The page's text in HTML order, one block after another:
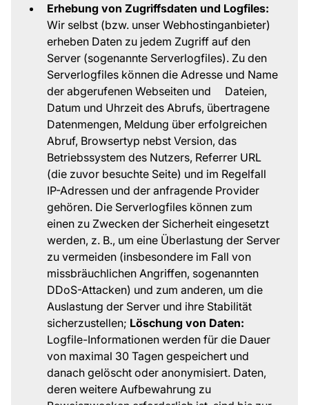
Erhebung von Zugriffsdaten und Logfiles:
Wir selbst (bzw. unser Webhostinganbieter)
erheben Daten zu jedem Zugriff auf den
Server (sogenannte Serverlogfiles). Zu den
Serverlogfiles können die Adresse und Name
der abgerufenen Webseiten und Dateien,
Datum und Uhrzeit des Abrufs, übertragene
Datenmengen, Meldung über erfolgreichen
Abruf, Browsertyp nebst Version, das
Betriebssystem des Nutzers, Referrer URL
(die zuvor besuchte Seite) und im Regelfall
IP-Adressen und der anfragende Provider
gehören. Die Serverlogfiles können zum
einen zu Zwecken der Sicherheit eingesetzt
werden, z. B., um eine Überlastung der Server
zu vermeiden (insbesondere im Fall von
missbräuchlichen Angriffen, sogenannten
DDoS-Attacken) und zum anderen, um die
Auslastung der Server und ihre Stabilität
sicherzustellen; Löschung von Daten:
Logfile-Informationen werden für die Dauer
von maximal 30 Tagen gespeichert und
danach gelöscht oder anonymisiert. Daten,
deren weitere Aufbewahrung zu